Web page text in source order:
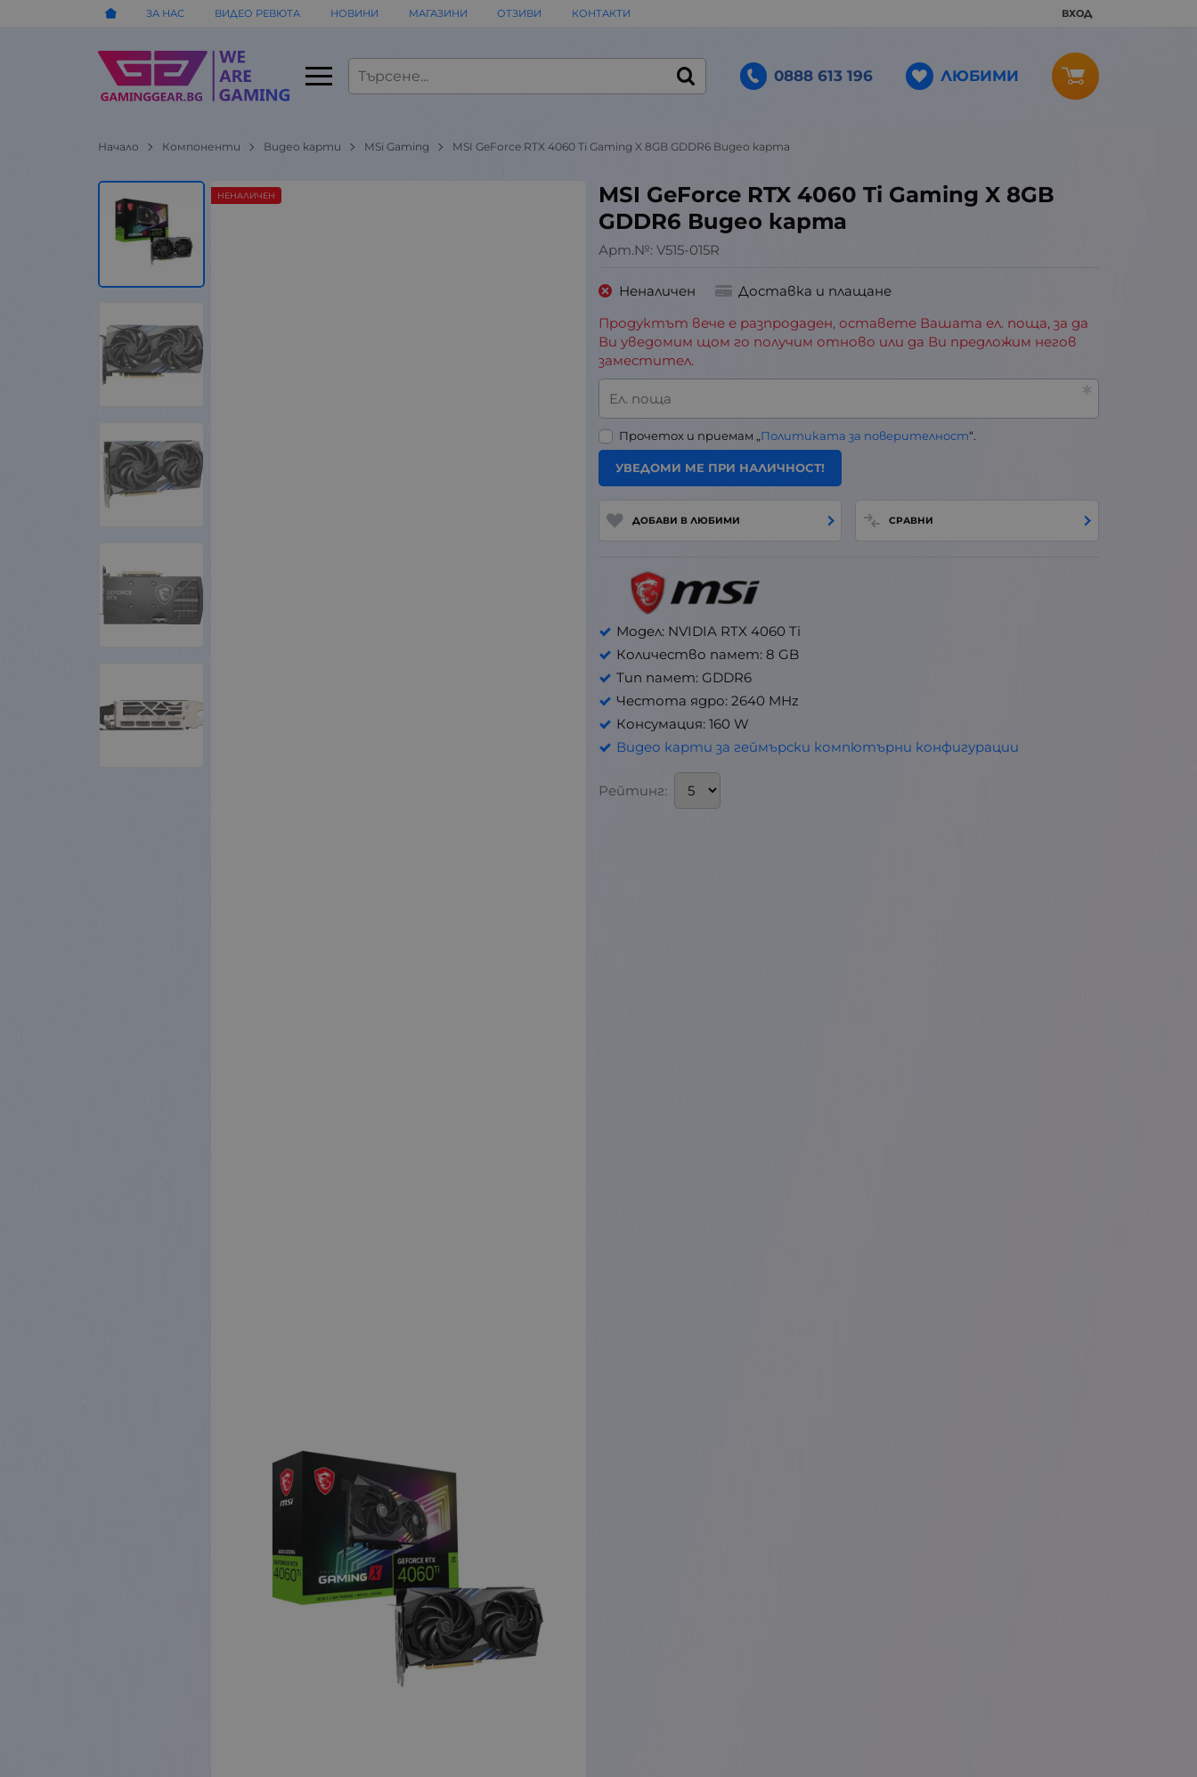
ЗА НАС ВИДЕО РЕВЮТА НОВИНИ МАГАЗИНИ ОТЗИВИ КОНТАКТИ ВХОД
0888 613 196 ЛЮБИМИ
Начало Компоненти Видео карти MSi Gaming MSI GeForce RTX 4060 Ti Gaming X 8GB GDDR6 Видео карта
MSI GeForce RTX 4060 Ti Gaming X 8GB
GDDR6 Видео карта
Арт.№: V515-015R
НЕНАЛИЧЕН
Неналичен
Доставка и плащане
Продуктът вече е разпродаден, оставете Вашата ел. поща, за да
Ви уведомим щом го получим отново или да Ви предложим негов
заместител.
Ел. поща
Прочетох и приемам „Политиката за поверителност“.
УВЕДОМИ МЕ ПРИ НАЛИЧНОСТ!
ДОБАВИ В ЛЮБИМИ СРАВНИ
Модел: NVIDIA RTX 4060 Ti
Количество памет: 8 GB
Тип памет: GDDR6
Честота ядро: 2640 MHz
Консумация: 160 W
Видео карти за геймърски компютърни конфигурации
Рейтинг: